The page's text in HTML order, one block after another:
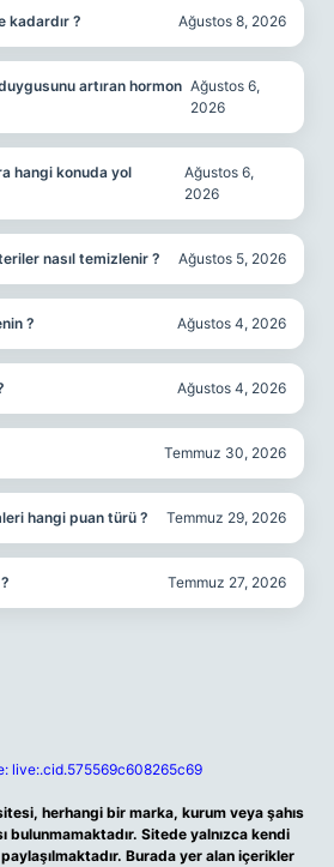
kadardır ? Ağustos 8, 2026
artıran hormon Ağustos 6,
2026
hangi konuda yol
Ağustos 6,
2026
nasıl temizlenir ? Ağustos 5, 2026
? Ağustos 4, 2026
Ağustos 4, 2026
Temmuz 30, 2026
hangi puan türü ? Temmuz 29, 2026
Temmuz 27, 2026
live:.cid.575569c608265c69
herhangi bir marka, kurum veya şahıs
bulunmamaktadır. Sitede yalnızca kendi
paylaşılmaktadır. Burada yer alan içerikler